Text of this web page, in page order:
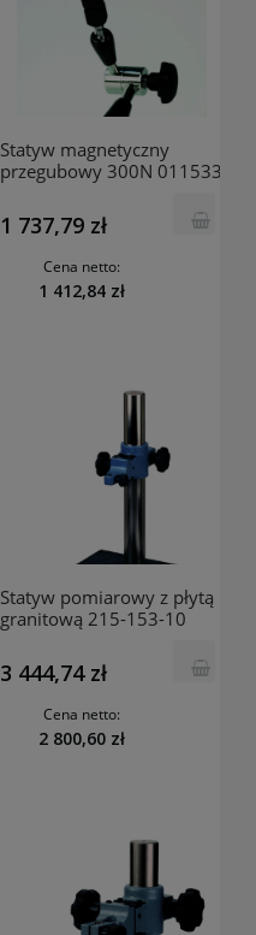
Statyw magnetyczny
przegubowy 300N 011533
1 737,79 zł
Cena netto:
1 412,84 zł
Statyw pomiarowy z płytą
granitową 215-153-10
3 444,74 zł
Cena netto:
2 800,60 zł